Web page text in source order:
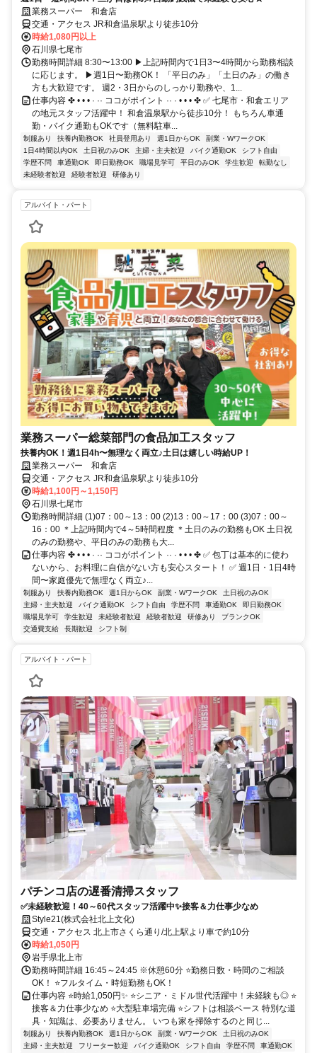
業務スーパー 和倉店
交通・アクセス JR和倉温泉駅より徒歩10分
時給1,080円以上
石川県七尾市
勤務時間詳細 8:30〜13:00 ▶︎上記時間内で1日3〜4時間から勤務相談
に応じます。 ▶︎週1日〜勤務OK！ 「平日のみ」「土日のみ」の働き
方も大歓迎です。 週2・3日からのしっかり勤務や、1...
仕事内容 ✤ • • • · ·· ココがポイント ·· · • • • ✤ ✅ 七尾市・和倉エリア
の地元スタッフ活躍中！ 和倉温泉駅から徒歩10分！ もちろん車通
勤・バイク通勤もOKです（無料駐車...
制服あり 扶養内勤務OK 社員登用あり 週1日からOK
副業・WワークOK
1日4時間以内OK
土日祝のみOK 主婦・主夫歓迎 バイク通勤OK
シフト自由
学歴不問
車通勤OK 即日勤務OK 職場見学可 平日のみOK 学生歓迎
転勤なし
未経験者歓迎
経験者歓迎 研修あり
アルバイト・パート
業務スーパー総菜部門の食品加工スタッフ
扶養内OK！週1日4h〜無理なく両立♪土日は嬉しい時給UP！
業務スーパー 和倉店
交通・アクセス JR和倉温泉駅より徒歩10分
時給1,100円～1,150円
石川県七尾市
勤務時間詳細 (1)07：00～13：00 (2)13：00～17：00 (3)07：00～
16：00 ＊上記時間内で4～5時間程度 ＊土日のみの勤務もOK 土日祝
のみの勤務や、平日のみの勤務も大...
仕事内容 ✤ • • • · ·· ココがポイント ·· · • • • ✤ ✅ 包丁は基本的に使わ
ないから、お料理に自信がない方も安心スタート！ ✅ 週1日・1日4時
間〜家庭優先で無理なく両立♪...
制服あり 扶養内勤務OK 週1日からOK 副業・WワークOK
土日祝のみOK
主婦・主夫歓迎
バイク通勤OK シフト自由 学歴不問 車通勤OK
即日勤務OK
職場見学可
学生歓迎 未経験者歓迎 経験者歓迎 研修あり
ブランクOK
交通費支給
長期歓迎 シフト制
アルバイト・パート
パチンコ店の遅番清掃スタッフ
✅未経験歓迎！40～60代スタッフ活躍中✨接客＆力仕事少なめ
Style21(株式会社北上文化)
交通・アクセス 北上市さくら通り/北上駅より車で約10分
時給1,050円
岩手県北上市
勤務時間詳細 16:45～24:45 ※休憩60分 ⭐勤務日数・時間のご相談
OK！ ⭐フルタイム・時短勤務もOK！
仕事内容 ⭐時給1,050円✨ ⭐シニア・ミドル世代活躍中！未経験も◎ ⭐
接客＆力仕事少なめ ⭐大型駐車場完備 ⭐シフトは相談ベース 特別な道
具・知識は、必要ありません。 いつも家を掃除するのと同じ...
制服あり 扶養内勤務OK 週1日からOK 副業・WワークOK
土日祝のみOK
主婦・主夫歓迎
フリーター歓迎 バイク通勤OK シフト自由 学歴不問
車通勤OK